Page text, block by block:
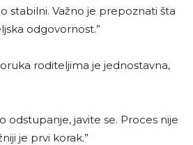
stabilni. Važno je prepoznati šta
odgovornost.”
roditeljima je jednostavna,
odstupanje, javite se. Proces nije
je prvi korak.”